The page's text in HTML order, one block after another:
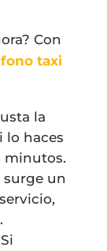
Con
taxi
la
lo haces
minutos.
surge un